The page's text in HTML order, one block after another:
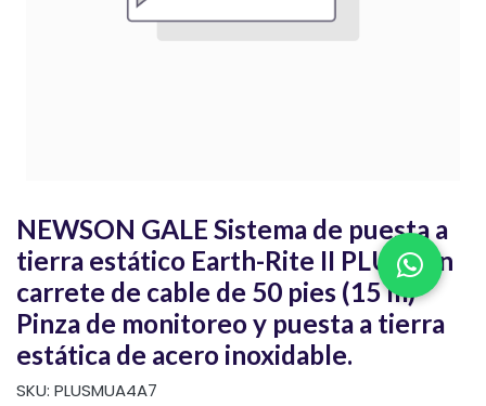
NEWSON GALE Sistema de puesta a
tierra estático Earth-Rite II PLUS con
carrete de cable de 50 pies (15 m)
Pinza de monitoreo y puesta a tierra
estática de acero inoxidable.
SKU: PLUSMUA4A7